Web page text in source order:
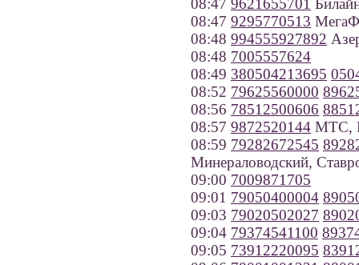
08:47 9621655701
08:47 9295770513
08:48 994555927892
08:48 7005557624
08:49 380504213695
08:52 79625560000
08:56 78512500606
08:57 9872520144 МТС,
08:59 79282672545
Минераловодский,
09:00 7009871705
09:01 79050400004
09:03 79020502027
09:04 79374541100
09:05 73912220095